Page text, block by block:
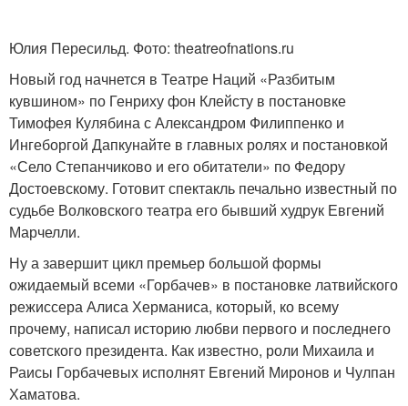
Юлия Пересильд. Фото: theatreofnations.ru
Новый год начнется в Театре Наций «Разбитым
кувшином» по Генриху фон Клейсту в постановке
Тимофея Кулябина с Александром Филиппенко и
Ингеборгой Дапкунайте в главных ролях и постановкой
«Село Степанчиково и его обитатели» по Федору
Достоевскому. Готовит спектакль печально известный по
судьбе Волковского театра его бывший худрук Евгений
Марчелли.
Ну а завершит цикл премьер большой формы
ожидаемый всеми «Горбачев» в постановке латвийского
режиссера Алиса Херманиса, который, ко всему
прочему, написал историю любви первого и последнего
советского президента. Как известно, роли Михаила и
Раисы Горбачевых исполнят Евгений Миронов и Чулпан
Хаматова.